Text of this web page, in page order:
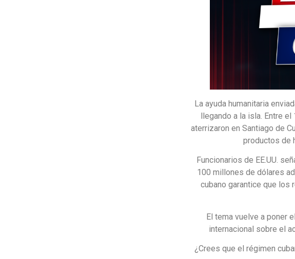
La ayuda humanitaria
llegando a la isla. Entre
aterrizaron en Santiago de
productos de
Funcionarios de EE.UU.
100 millones de dólares
cubano garantice que los
El tema vuelve a poner
internacional sobre el
¿Crees que el régimen